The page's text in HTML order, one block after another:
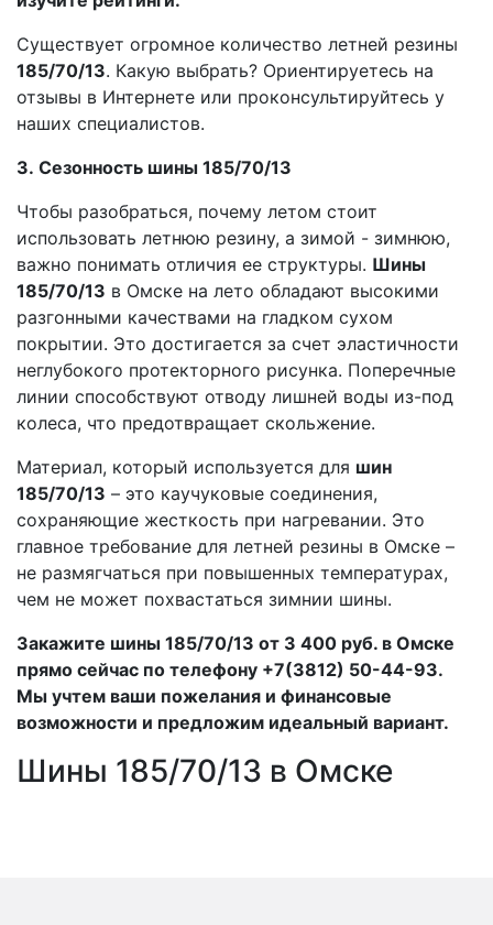
Существует огромное количество летней резины
185/70/13. Какую выбрать? Ориентируетесь на
отзывы в Интернете или проконсультируйтесь у
наших специалистов.
3. Сезонность шины 185/70/13
Чтобы разобраться, почему летом стоит
использовать летнюю резину, а зимой - зимнюю,
важно понимать отличия ее структуры. Шины
185/70/13 в Омске на лето обладают высокими
разгонными качествами на гладком сухом
покрытии. Это достигается за счет эластичности
неглубокого протекторного рисунка. Поперечные
линии способствуют отводу лишней воды из-под
колеса, что предотвращает скольжение.
Материал, который используется для шин
185/70/13 – это каучуковые соединения,
сохраняющие жесткость при нагревании. Это
главное требование для летней резины в Омске –
не размягчаться при повышенных температурах,
чем не может похвастаться зимнии шины.
Закажите шины 185/70/13 от 3 400 руб. в Омске
прямо сейчас по телефону +7(3812) 50-44-93.
Мы учтем ваши пожелания и финансовые
возможности и предложим идеальный вариант.
Шины 185/70/13 в Омске